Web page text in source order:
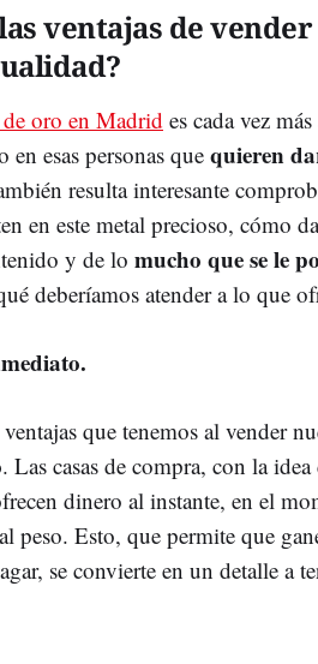
ventajas de
oro en Madrid es cada vez
en esas personas que quieren
resulta interesante
en este metal precioso, cómo
y de lo mucho que se le
deberíamos atender a lo que
que tenemos al vender
. Las casas de compra, con la
dinero al instante, en el
peso. Esto, que permite que
se convierte en un detalle a